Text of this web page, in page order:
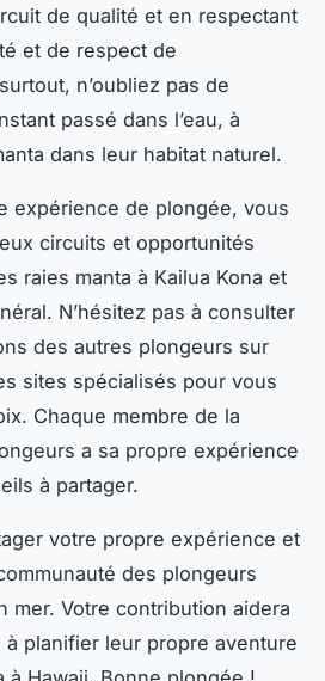
de qualité et en respectant
et de respect de
n’oubliez pas de
passé dans l’eau, à
dans leur habitat naturel.
expérience de plongée, vous
circuits et opportunités
raies manta à Kailua Kona et
N’hésitez pas à consulter
des autres plongeurs sur
sites spécialisés pour vous
Chaque membre de la
a sa propre expérience
à partager.
votre propre expérience et
des plongeurs
mer. Votre contribution aidera
à planifier leur propre aventure